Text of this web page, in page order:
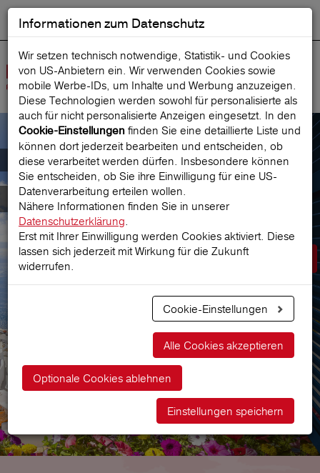
Suche starten
Der österreichische Marktführer für
Reiseversicherungen
Prämie berechnen
Informationen zum Datenschutz
Wir setzen technisch notwendige, Statistik- und Cookies
von US-Anbietern ein. Wir verwenden Cookies sowie
mobile Werbe‑IDs, um Inhalte und Werbung anzuzeigen.
Diese Technologien werden sowohl für personalisierte als
auch für nicht personalisierte Anzeigen eingesetzt. In den
Cookie-Einstellungen finden Sie eine detaillierte Liste und
können dort jederzeit bearbeiten und entscheiden, ob
diese verarbeitet werden dürfen. Insbesondere können
Sie entscheiden, ob Sie ihre Einwilligung für eine US-
Datenverarbeitung erteilen wollen.
Nähere Informationen finden Sie in unserer
Datenschutzerklärung.
Erst mit Ihrer Einwilligung werden Cookies aktiviert. Diese
lassen sich jederzeit mit Wirkung für die Zukunft
widerrufen.
Cookie-Einstellungen
Alle Cookies akzeptieren
Optionale Cookies ablehnen
Einstellungen speichern